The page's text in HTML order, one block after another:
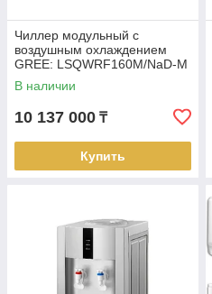
Чиллер модульный с
воздушным охлаждением
GREE: LSQWRF160M/NaD-M
(145 кВт/170 кВт)
В наличии
10 137 000 ₸
Купить